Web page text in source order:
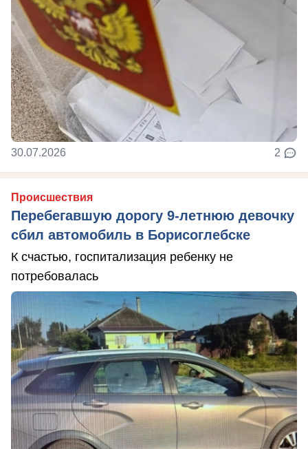
30.07.2026 2
Происшествия
Перебегавшую дорогу 9-летнюю девочку
сбил автомобиль в Борисоглебске
К счастью, госпитализация ребенку не
потребовалась